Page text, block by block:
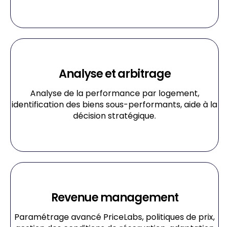
Analyse et arbitrage
Analyse de la performance par logement,
identification des biens sous-performants, aide à la
décision stratégique.
Revenue management
Paramétrage avancé PriceLabs, politiques de prix,